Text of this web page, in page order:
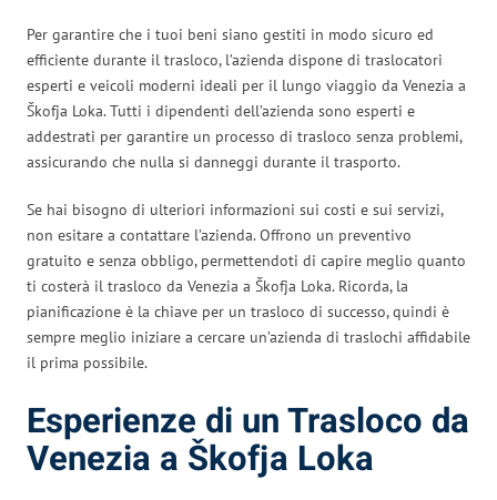
Per garantire che i tuoi beni siano gestiti in modo sicuro ed
efficiente durante il trasloco, l’azienda dispone di traslocatori
esperti e veicoli moderni ideali per il lungo viaggio da Venezia a
Škofja Loka. Tutti i dipendenti dell’azienda sono esperti e
addestrati per garantire un processo di trasloco senza problemi,
assicurando che nulla si danneggi durante il trasporto.
Se hai bisogno di ulteriori informazioni sui costi e sui servizi,
non esitare a contattare l’azienda. Offrono un preventivo
gratuito e senza obbligo, permettendoti di capire meglio quanto
ti costerà il trasloco da Venezia a Škofja Loka. Ricorda, la
pianificazione è la chiave per un trasloco di successo, quindi è
sempre meglio iniziare a cercare un’azienda di traslochi affidabile
il prima possibile.
Esperienze di un Trasloco da
Venezia a Škofja Loka